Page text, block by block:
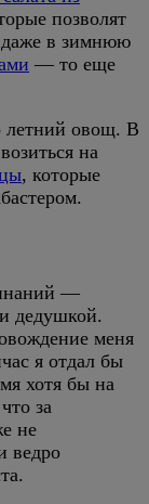
позволят
даже в зимнюю
— то еще
летний овощ. В
на
, которые
—
дедушкой.
меня
я отдал бы
хотя бы на
за
не
ведро